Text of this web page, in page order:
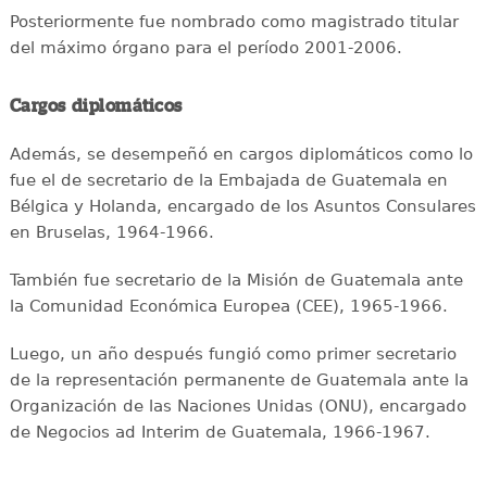
Posteriormente fue nombrado como magistrado titular
del máximo órgano para el período 2001-2006.
Cargos diplomáticos
Además, se desempeñó en cargos diplomáticos como lo
fue el de secretario de la Embajada de Guatemala en
Bélgica y Holanda, encargado de los Asuntos Consulares
en Bruselas, 1964-1966.
También fue secretario de la Misión de Guatemala ante
la Comunidad Económica Europea (CEE), 1965-1966.
Luego, un año después fungió como primer secretario
de la representación permanente de Guatemala ante la
Organización de las Naciones Unidas (ONU), encargado
de Negocios ad Interim de Guatemala, 1966-1967.